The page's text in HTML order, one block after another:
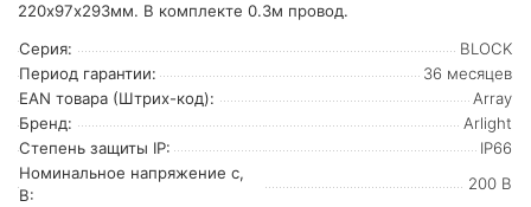
220х97х293мм. В комплекте 0.3м провод.
Серия:
BLOCK
Период гарантии:
36 месяцев
EAN товара (Штрих-код):
Array
Бренд:
Arlight
Степень защиты IP:
IP66
Номинальное напряжение с,
В:
200 В